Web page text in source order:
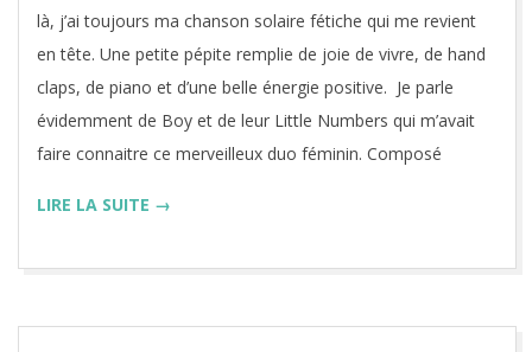
07-
02
là, j’ai toujours ma chanson solaire fétiche qui me revient
en tête. Une petite pépite remplie de joie de vivre, de hand
claps, de piano et d’une belle énergie positive. Je parle
évidemment de Boy et de leur Little Numbers qui m’avait
faire connaitre ce merveilleux duo féminin. Composé
LIRE LA SUITE →